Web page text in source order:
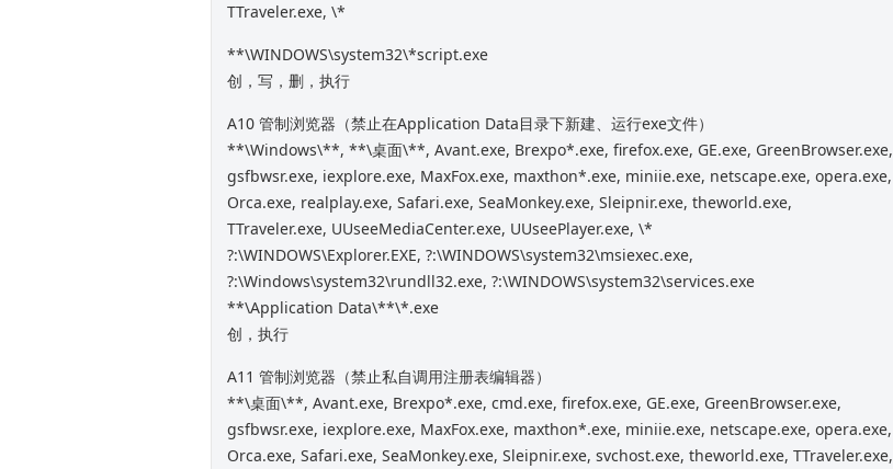
TTraveler.exe, \*
**\WINDOWS\system32\*script.exe
创，写，删，执行
A10 管制浏览器（禁止在Application Data目录下新建、运行exe文件）
**\Windows\**, **\桌面\**, Avant.exe, Brexpo*.exe, firefox.exe, GE.exe, GreenBrowser.exe,
gsfbwsr.exe, iexplore.exe, MaxFox.exe, maxthon*.exe, miniie.exe, netscape.exe, opera.exe,
Orca.exe, realplay.exe, Safari.exe, SeaMonkey.exe, Sleipnir.exe, theworld.exe,
TTraveler.exe, UUseeMediaCenter.exe, UUseePlayer.exe, \*
?:\WINDOWS\Explorer.EXE, ?:\WINDOWS\system32\msiexec.exe,
?:\Windows\system32\rundll32.exe, ?:\WINDOWS\system32\services.exe
**\Application Data\**\*.exe
创，执行
A11 管制浏览器（禁止私自调用注册表编辑器）
**\桌面\**, Avant.exe, Brexpo*.exe, cmd.exe, firefox.exe, GE.exe, GreenBrowser.exe,
gsfbwsr.exe, iexplore.exe, MaxFox.exe, maxthon*.exe, miniie.exe, netscape.exe, opera.exe,
Orca.exe, Safari.exe, SeaMonkey.exe, Sleipnir.exe, svchost.exe, theworld.exe, TTraveler.exe,